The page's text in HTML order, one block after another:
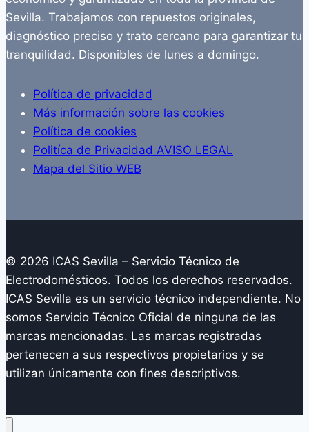
Sevilla. Trabajamos con repuestos originales,
diagnóstico preciso y trato cercano para garantizar tu
tranquilidad. Disponibles de lunes a domingo.
Política de privacidad
Más información sobre las cookies
Política de cookies
Politíca de Privacidad AVISO LEGAL
Mapa del Sitio WEB
© 2026 ICAS Sevilla – Servicio Técnico de
Electrodomésticos. Todos los derechos reservados.
ICAS Sevilla es un servicio técnico independiente. No
somos Servicio Técnico Oficial de ninguna de las
marcas mencionadas. Las marcas registradas
pertenecen a sus respectivos propietarios y se
utilizan únicamente con fines descriptivos.